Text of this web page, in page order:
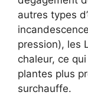
autres types
pression), les
chaleur, ce
plantes plus
surchauffe.